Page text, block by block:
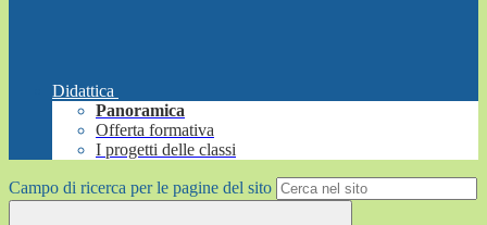
Didattica
Panoramica
Offerta formativa
I progetti delle classi
Campo di ricerca per le pagine del sito